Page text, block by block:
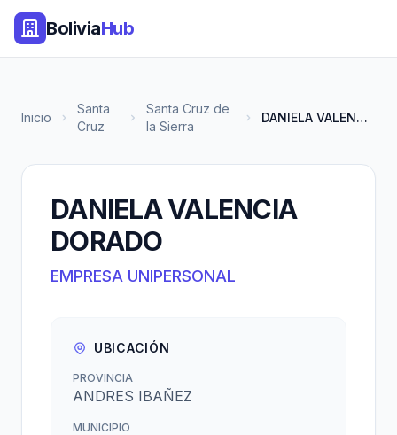
BoliviaHub
Inicio
Santa
Cruz
Santa Cruz de
la Sierra
DANIELA VALENCIA DORADO
DANIELA VALENCIA
DORADO
EMPRESA UNIPERSONAL
UBICACIÓN
PROVINCIA
ANDRES IBAÑEZ
MUNICIPIO